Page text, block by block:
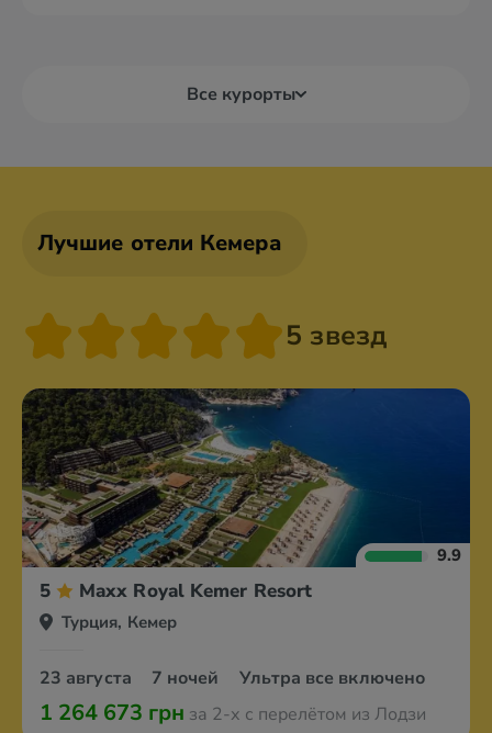
Все курорты
Лучшие отели Кемера
5 звезд
9.9
5 Maxx Royal Kemer Resort
Турция, Кемер
23 августа 7 ночей Ультра все включено
1 264 673 грн за 2-х с перелётом из Лодзи